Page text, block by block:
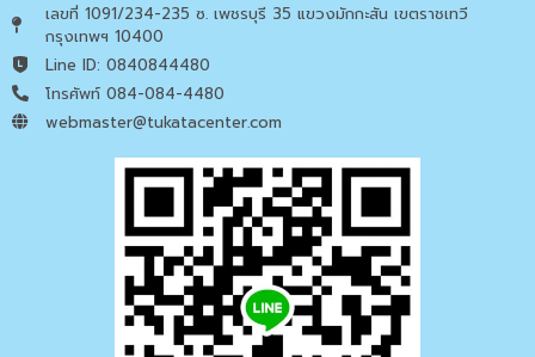
เลขที่ 1091/234-235 ซ. เพชรบุรี 35 แขวงมักกะสัน เขตราชเทวี
กรุงเทพฯ 10400
Line ID: 0840844480
โทรศัพท์ 084-084-4480
webmaster@tukatacenter.com